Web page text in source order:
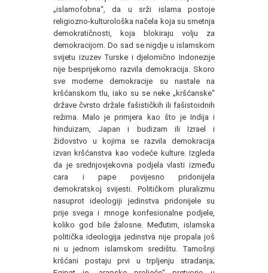
„islamofobna“, da u srži islama postoje
religiozno-kulturološka načela koja su smetnja
demokratičnosti, koja blokiraju volju za
demokracijom. Do sad se nigdje u islamskom
svijetu izuzev Turske i djelomično Indonezije
nije besprijekorno razvila demokracija. Skoro
sve moderne demokracije su nastale na
kršćanskom tlu, iako su se neke „kršćanske“
države čvrsto držale fašističkih ili fašistoidnih
režima. Malo je primjera kao što je Indija i
hinduizam, Japan i budizam ili Izrael i
židovstvo u kojima se razvila demokracija
izvan kršćanstva kao vodeće kulture. Izgleda
da je srednjovjekovna podjela vlasti između
cara i pape povijesno pridonijela
demokratskoj svijesti. Političkom pluralizmu
nasuprot ideologiji jedinstva pridonijele su
prije svega i mnoge konfesionalne podjele,
koliko god bile žalosne. Međutim, islamska
politička ideologija jedinstva nije propala još
ni u jednom islamskom središtu. Tamošnji
kršćani postaju prvi u trpljenju stradanja;